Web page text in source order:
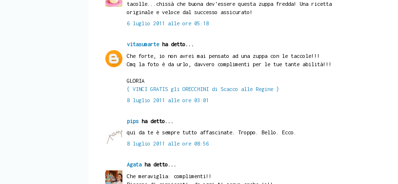
tacolle...chissà che buona dev'essere questa zuppa fredda! Una ricetta
originale e veloce dal successo assicurato!
6 luglio 2011 alle ore 05:18
vitasumarteha detto...
Che forte, io non avrei mai pensato ad una zuppa con le taccole!!!
Cmq la foto è da urlo, davvero complimenti per le tue tante abilità!!!
GLORIA
{ VINCI GRATIS gli ORECCHINI di Scacco alle Regine }
8 luglio 2011 alle ore 03:01
pipsha detto...
qui da te è sempre tutto affascinate. Troppo. Bello. Ecco.
8 luglio 2011 alle ore 08:56
Agataha detto...
Che meraviglia: complimenti!!